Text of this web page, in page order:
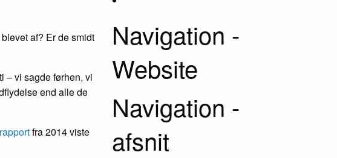
af? Er de smidt
– vi sagde førhen, vi
end alle de
fra 2014 viste
Navigation -
Website
Navigation -
afsnit